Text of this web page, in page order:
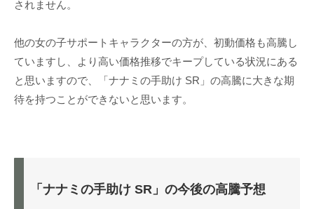
されません。
他の女の子サポートキャラクターの方が、初動価格も高騰し
ていますし、より高い価格推移でキープしている状況にある
と思いますので、「ナナミの手助け SR」の高騰に大きな期
待を持つことができないと思います。
「ナナミの手助け SR」の今後の高騰予想